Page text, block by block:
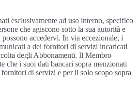
esclusivamente ad uso interno, specifico
che agiscono sotto la sua autorità e
accedervi. In via eccezionale, i
a dei fornitori di servizi incaricati
degli Abbonamenti. Il Membro
che i suoi dati bancari sopra menzionati
di servizi e per il solo scopo sopra